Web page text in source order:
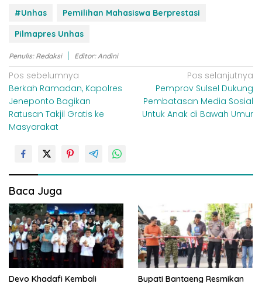
#Unhas
Pemilihan Mahasiswa Berprestasi
Pilmapres Unhas
Penulis: Redaksi Editor: Andini
N
a
v
i
s
i
p
o
s
Pos sebelumnya
Berkah Ramadan, Kapolres
Jeneponto Bagikan
Ratusan Takjil Gratis ke
Masyarakat
Pos selanjutnya
Pemprov Sulsel Dukung
Pembatasan Media Sosial
Untuk Anak di Bawah Umur
Baca Juga
Devo Khadafi Kembali
Bupati Bantaeng Resmikan